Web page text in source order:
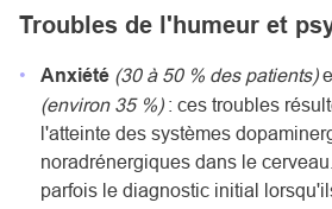
Troubles de l'humeur et
Anxiété (30 à 50 % des patients)
(environ 35 %) : ces troubles
l'atteinte des systèmes
noradrénergiques dans le
parfois le diagnostic initial